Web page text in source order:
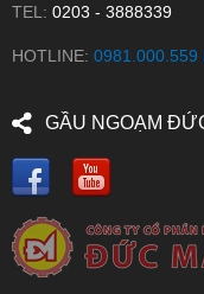
TEL: 0203 - 3888339
HOTLINE: 0981.000.559
GẦU NGOẠM